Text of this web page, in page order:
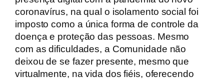
coronavírus, na qual o isolamento social foi
imposto como a única forma de controle da
doença e proteção das pessoas. Mesmo
com as dificuldades, a Comunidade não
deixou de se fazer presente, mesmo que
virtualmente, na vida dos fiéis, oferecendo